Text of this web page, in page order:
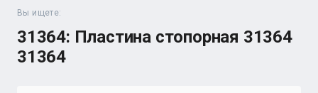
Вы ищете:
31364: Пластина стопорная 31364
31364